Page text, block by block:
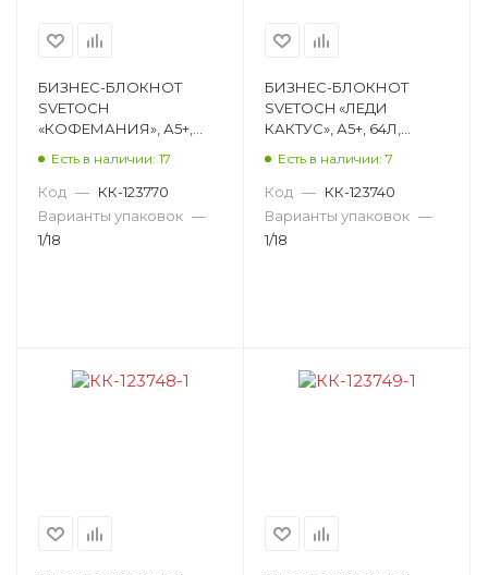
БИЗНЕС-БЛОКНОТ
SVETOCH
«КОФЕМАНИЯ», А5+,
МАТОВАЯ
ЛАМИНАЦИЯ,
РИСУНОК 000397
Есть в наличии: 17
Код — КК-123770
Варианты упаковок —
1/18
БИЗНЕС-БЛОКНОТ
SVETOCH «ЛЕДИ
КАКТУС», А5+, 64Л,
ЛАМИНАЦИЯ, РИСУН
000395
Есть в наличии: 7
Код — КК-123740
Варианты упаковок —
1/18